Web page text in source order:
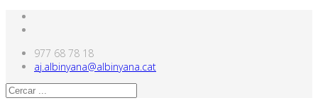
977 68 78 18
aj.albinyana@albinyana.cat